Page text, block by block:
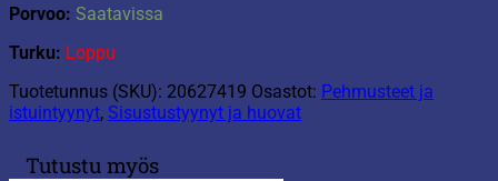
Porvoo: Saatavissa
Turku: Loppu
Tuotetunnus (SKU): 20627419 Osastot: Pehmusteet ja
istuintyynyt, Sisustustyynyt ja huovat
Tutustu myös